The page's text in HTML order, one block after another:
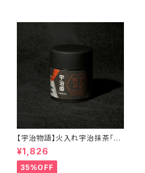
【宇治物語】火入れ宇治抹茶「宇
治姫」＜在庫一掃セール！＞
¥1,826
35%OFF